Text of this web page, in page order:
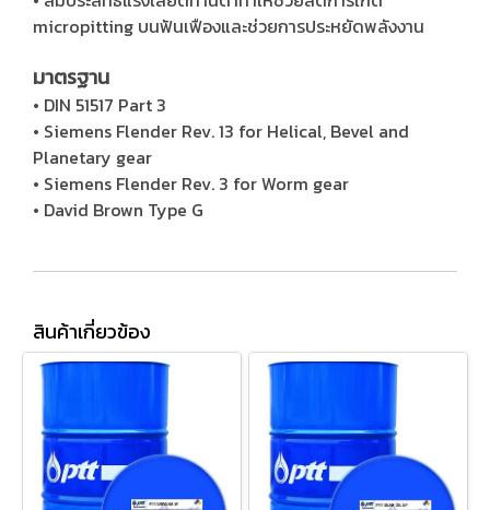
micropitting บนฟันเฟืองและช่วยการประหยัดพลังงาน
มาตรฐาน
• DIN 51517 Part 3
• Siemens Flender Rev. 13 for Helical, Bevel and
Planetary gear
• Siemens Flender Rev. 3 for Worm gear
• David Brown Type G
สินค้าเกี่ยวข้อง